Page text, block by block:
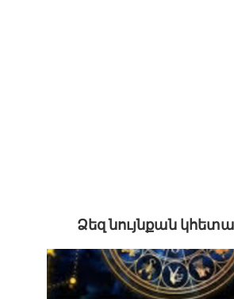
Ձեզ նույնքան